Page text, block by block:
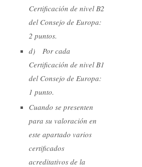
Certificación de nivel B2
del Consejo de Europa:
2 puntos.
d) Por cada
Certificación de nivel B1
del Consejo de Europa:
1 punto.
Cuando se presenten
para su valoración en
este apartado varios
certificados
acreditativos de la